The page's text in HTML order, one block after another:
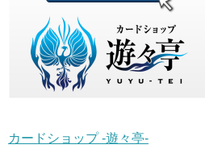
カードショップ -遊々亭-